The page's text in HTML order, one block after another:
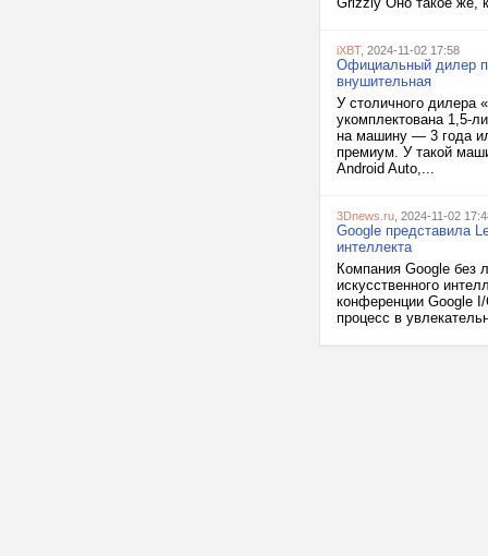
iXBT, 2024-11-02 17:58
Официальный дилер
внушительная
У столичного дилера
укомплектована 1,5-
на машину — 3 года
премиум. У такой
Android Auto,...
3Dnews.ru , 2024-11-02
Google представила
интеллекта
Компания Google без
искусственного
конференции Google
процесс в